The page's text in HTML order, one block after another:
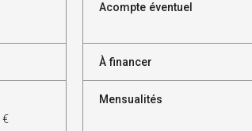
€
Acompte éventuel
À financer
Mensualités